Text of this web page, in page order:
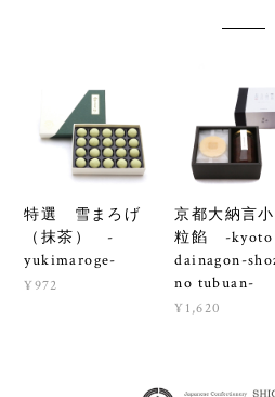
特選 雪まろげ
（抹茶） -
yukimaroge-
¥972
京都大納言
粒餡 -kyoto
dainagon-
no tubuan-
¥1,620